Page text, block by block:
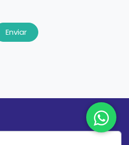
Enviar